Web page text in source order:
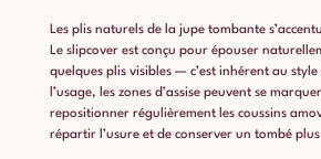
Les plis naturels de la jupe tombante
Le slipcover est conçu pour épouser
quelques plis visibles — c’est inhérent au style
l’usage, les zones d’assise peuvent se
repositionner régulièrement les coussins
répartir l’usure et de conserver un tombé